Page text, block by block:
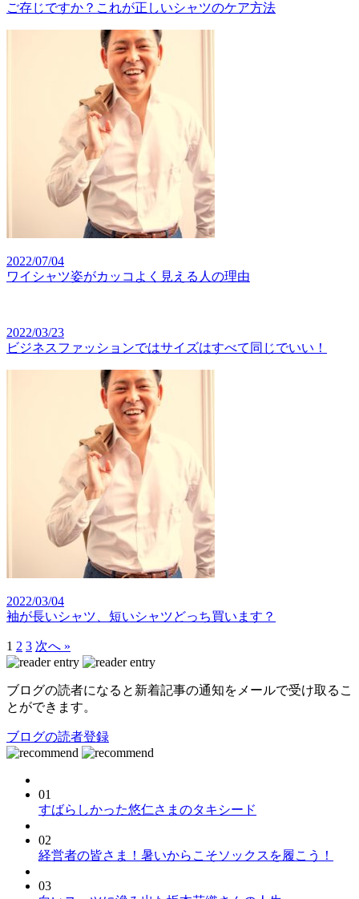
ご存じですか？これが正しいシャツのケア方法
2022/07/04
ワイシャツ姿がカッコよく見える人の理由
2022/03/23
ビジネスファッションではサイズはすべて同じでいい！
2022/03/04
袖が長いシャツ、短いシャツどっち買います？
1 2 3 次へ »
ブログの読者になると新着記事の通知をメールで受け取るこ
とができます。
ブログの読者登録
01
すばらしかった悠仁さまのタキシード
02
経営者の皆さま！暑いからこそソックスを履こう！
03